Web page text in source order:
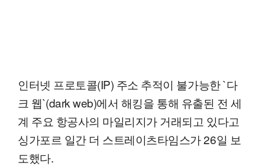
인터넷 프로토콜(IP) 주소 추적이 불가능한 `다
크 웹`(dark web)에서 해킹을 통해 유출된 전 세
계 주요 항공사의 마일리지가 거래되고 있다고
싱가포르 일간 더 스트레이츠타임스가 26일 보
도했다.